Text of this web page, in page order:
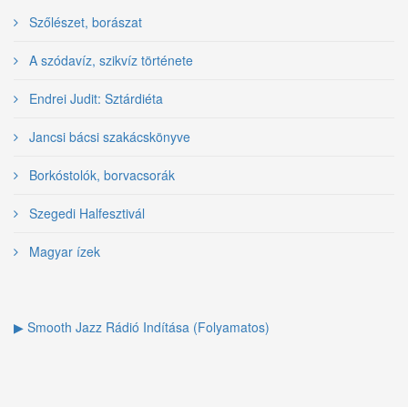
Szőlészet, borászat
A szódavíz, szikvíz története
Endrei Judit: Sztárdiéta
Jancsi bácsi szakácskönyve
Borkóstolók, borvacsorák
Szegedi Halfesztivál
Magyar ízek
▶ Smooth Jazz Rádió Indítása (Folyamatos)